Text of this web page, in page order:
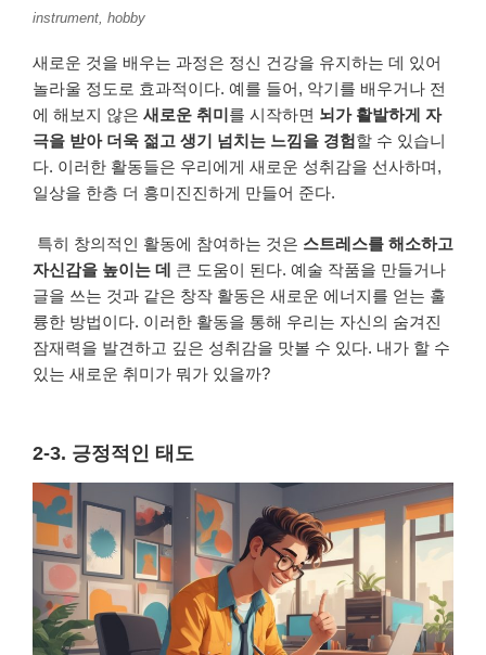
instrument, hobby
새로운 것을 배우는 과정은 정신 건강을 유지하는 데 있어
놀라울 정도로 효과적이다. 예를 들어, 악기를 배우거나 전
에 해보지 않은 새로운 취미를 시작하면 뇌가 활발하게 자
극을 받아 더욱 젊고 생기 넘치는 느낌을 경험할 수 있습니
다. 이러한 활동들은 우리에게 새로운 성취감을 선사하며,
일상을 한층 더 흥미진진하게 만들어 준다.
특히 창의적인 활동에 참여하는 것은 스트레스를 해소하고
자신감을 높이는 데 큰 도움이 된다. 예술 작품을 만들거나
글을 쓰는 것과 같은 창작 활동은 새로운 에너지를 얻는 훌
륭한 방법이다. 이러한 활동을 통해 우리는 자신의 숨겨진
잠재력을 발견하고 깊은 성취감을 맛볼 수 있다. 내가 할 수
있는 새로운 취미가 뭐가 있을까?
2-3. 긍정적인 태도